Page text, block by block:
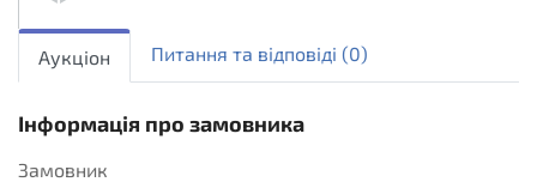
Аукціон
Питання та вiдповiдi (0)
Інформація про замовника
Замовник